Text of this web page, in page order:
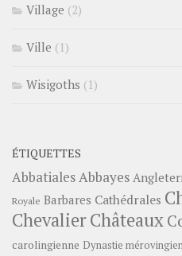
Village (2)
Ville (1)
Wisigoths (1)
ÉTIQUETTES
AbbatialesAbbayes
Royale Barbares Cathédrales
ChevalierChâteaux
carolingienne Dynastie